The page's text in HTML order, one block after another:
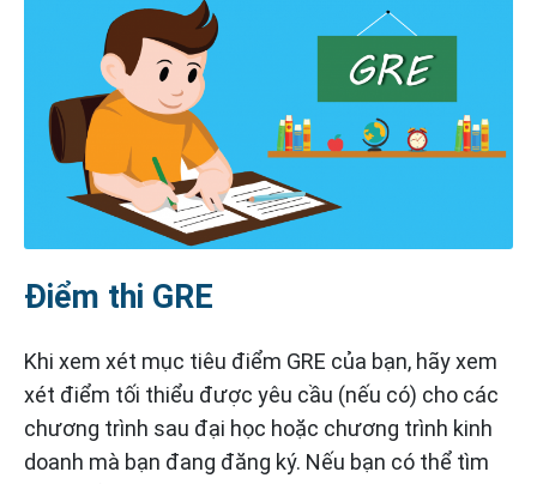
Điểm thi GRE
Khi xem xét mục tiêu điểm GRE của bạn, hãy xem
xét điểm tối thiểu được yêu cầu (nếu có) cho các
chương trình sau đại học hoặc chương trình kinh
doanh mà bạn đang đăng ký. Nếu bạn có thể tìm